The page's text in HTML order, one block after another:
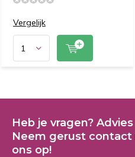
Vergelijk
Heb je vragen?
Neem gerust
ons op!